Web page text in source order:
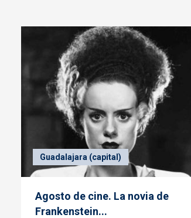
Guadalajara (capital)
Agosto de cine. La novia de
Frankenstein...